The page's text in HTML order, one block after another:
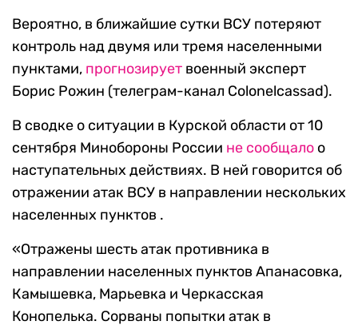
Вероятно, в ближайшие сутки ВСУ потеряют
контроль над двумя или тремя населенными
пунктами, прогнозирует военный эксперт
Борис Рожин (телеграм-канал Colonelcassad).
В сводке о ситуации в Курской области от 10
сентября Минобороны России не сообщало о
наступательных действиях. В ней говорится об
отражении атак ВСУ в направлении нескольких
населенных пунктов .
«Отражены шесть атак противника в
направлении населенных пунктов Апанасовка,
Камышевка, Марьевка и Черкасская
Конопелька. Сорваны попытки атак в